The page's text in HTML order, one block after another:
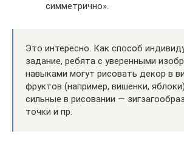
симметрично».
Это интересно. Как способ
задание, ребята с уверенными
навыками могут рисовать декор в
фруктов (например, вишенки,
сильные в рисовании —
точки и пр.